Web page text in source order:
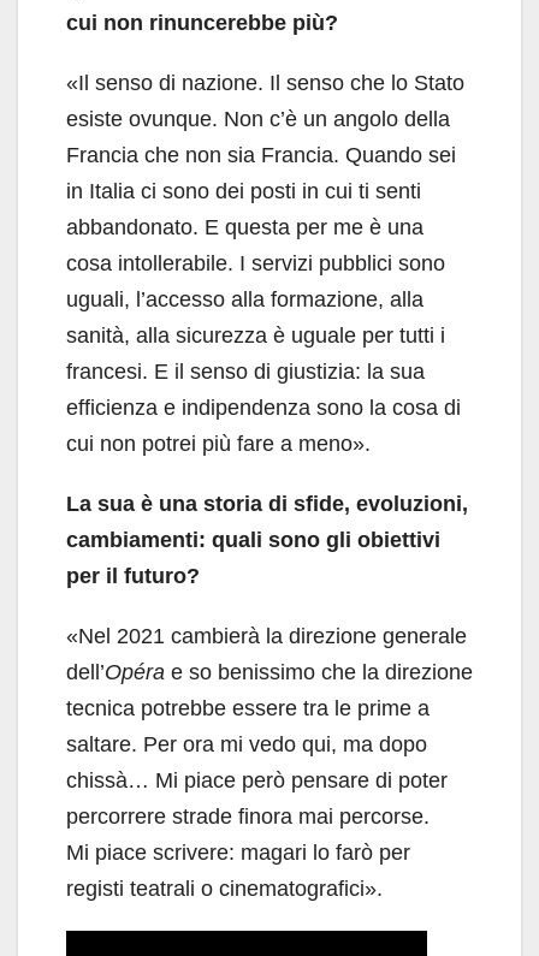
cui non rinuncerebbe più?
«Il senso di nazione. Il senso che lo Stato
esiste ovunque. Non c’è un angolo della
Francia che non sia Francia. Quando sei
in Italia ci sono dei posti in cui ti senti
abbandonato. E questa per me è una
cosa intollerabile. I servizi pubblici sono
uguali, l’accesso alla formazione, alla
sanità, alla sicurezza è uguale per tutti i
francesi. E il senso di giustizia: la sua
efficienza e indipendenza sono la cosa di
cui non potrei più fare a meno».
La sua è una storia di sfide, evoluzioni,
cambiamenti: quali sono gli obiettivi
per il futuro?
«Nel 2021 cambierà la direzione generale
dell’Opéra e so benissimo che la direzione
tecnica potrebbe essere tra le prime a
saltare. Per ora mi vedo qui, ma dopo
chissà… Mi piace però pensare di poter
percorrere strade finora mai percorse.
Mi piace scrivere: magari lo farò per
registi teatrali o cinematografici».